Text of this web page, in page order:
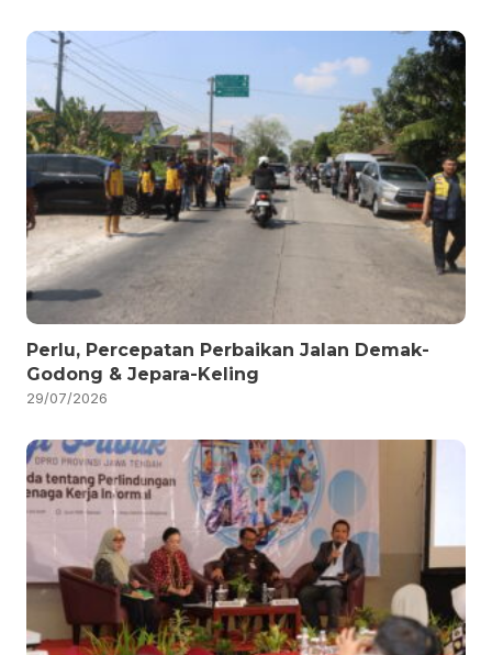
Perlu, Percepatan Perbaikan Jalan Demak-
Godong & Jepara-Keling
29/07/2026